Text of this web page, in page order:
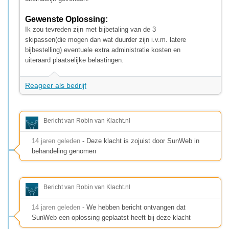
Gewenste Oplossing:
Ik zou tevreden zijn met bijbetaling van de 3
skipassen(die mogen dan wat duurder zijn i.v.m. latere
bijbestelling) eventuele extra administratie kosten en
uiteraard plaatselijke belastingen.
Reageer als bedrijf
Bericht van Robin van Klacht.nl
14 jaren geleden - Deze klacht is zojuist door SunWeb in
behandeling genomen
Bericht van Robin van Klacht.nl
14 jaren geleden - We hebben bericht ontvangen dat
SunWeb een oplossing geplaatst heeft bij deze klacht